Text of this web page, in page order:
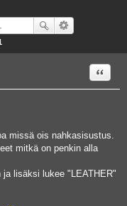
Quote
missä ois nahkasisustus.
mitkä on penkin alla
ja lisäksi lukee "LEATHER"